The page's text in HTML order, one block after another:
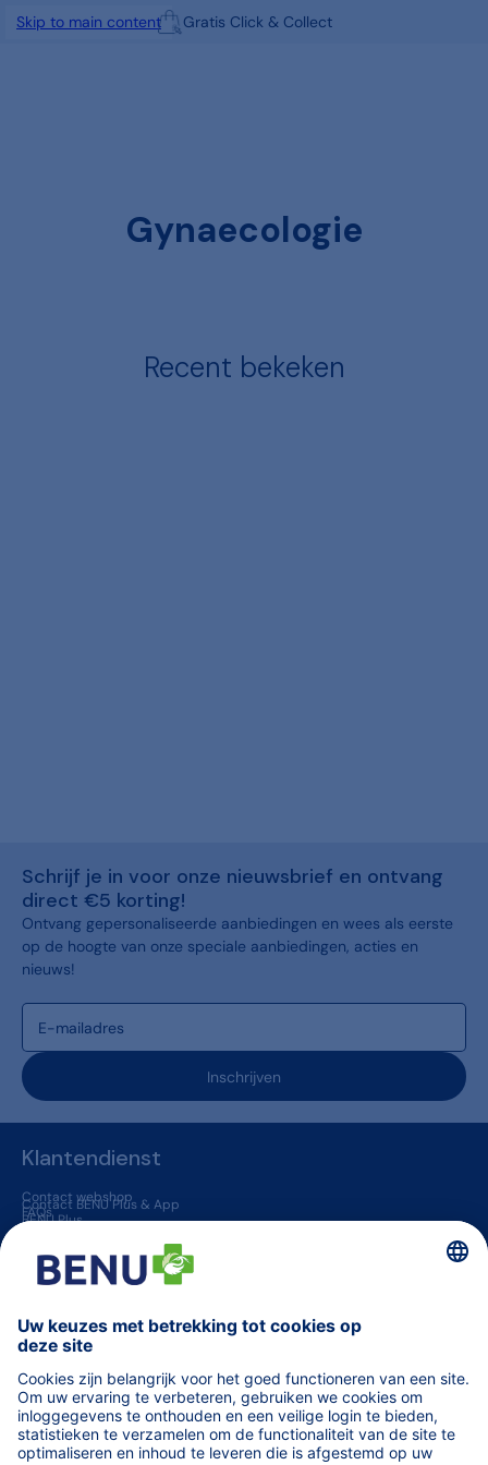
Skip to main content Gratis Click & Collect
Gynaecologie
Recent bekeken
Schrijf je in voor onze nieuwsbrief en ontvang
direct €5 korting!
Ontvang gepersonaliseerde aanbiedingen en wees als eerste
op de hoogte van onze speciale aanbiedingen, acties en
nieuws!
Inschrijven
Klantendienst
Contact webshop
Contact BENU Plus & App
FAQs
BENU Plus
BENU App
BENU apotheken
Overige informatie
Blogs
Helena
TARIEVEN terugbetaalde zorg
Vind een apotheek (van wacht)
Orde der Apothekers
Code van farmaceutische plichtenleer
fagg
MINT - Zorgprofessionals
Medisch materiaal voor professionals
WeCarePro - Infosite voor zorgprofessionals
Algemene voorwaarden